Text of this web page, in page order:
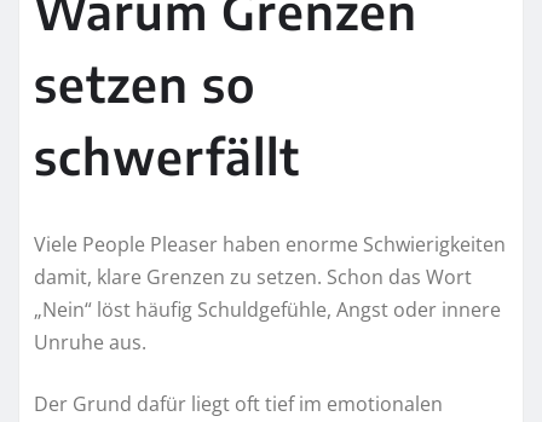
setzen so
schwerfällt
Viele People Pleaser haben enorme Schwierigkeiten
damit, klare Grenzen zu setzen. Schon das Wort
„Nein“ löst häufig Schuldgefühle, Angst oder innere
Unruhe aus.
Der Grund dafür liegt oft tief im emotionalen